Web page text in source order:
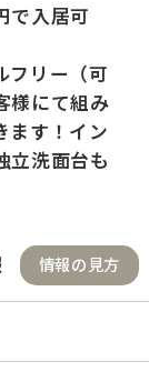
で入居可
フリー（可
様にて組み
ます！イン
立洗面台も
情報の見方